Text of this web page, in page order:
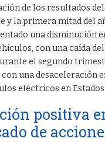
de los resultados
y la primera mitad del
una disminución
con una caída del
el segundo
una desaceleración
eléctricos en
positiva
de